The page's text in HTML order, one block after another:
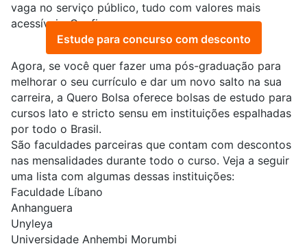
vaga no serviço público, tudo com valores mais
acessíveis. Confira:
Estude para concurso com desconto
Agora, se você quer fazer uma pós-graduação para
melhorar o seu currículo e dar um novo salto na sua
carreira, a Quero Bolsa oferece bolsas de estudo para
cursos lato e stricto sensu em instituições espalhadas
por todo o Brasil.
São faculdades parceiras que contam com descontos
nas mensalidades durante todo o curso. Veja a seguir
uma lista com algumas dessas instituições:
Faculdade Líbano
Anhanguera
Unyleya
Universidade Anhembi Morumbi